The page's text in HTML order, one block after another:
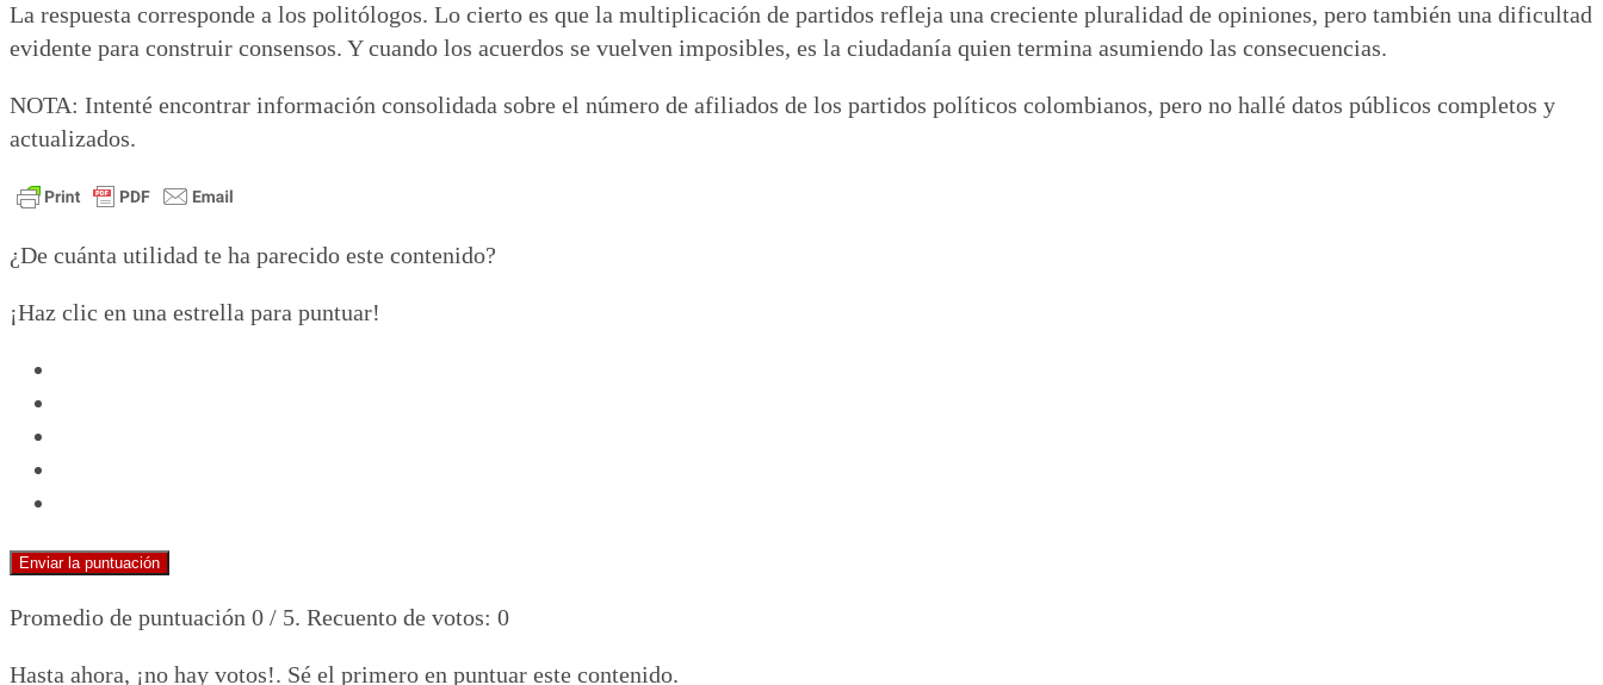
La respuesta corresponde a los politólogos. Lo cierto es que la multiplicación de partidos refleja una creciente pluralidad de opiniones, pero también una dificultad
evidente para construir consensos. Y cuando los acuerdos se vuelven imposibles, es la ciudadanía quien termina asumiendo las consecuencias.
NOTA: Intenté encontrar información consolidada sobre el número de afiliados de los partidos políticos colombianos, pero no hallé datos públicos completos y
actualizados.
¿De cuánta utilidad te ha parecido este contenido?
¡Haz clic en una estrella para puntuar!
Enviar la puntuación
Promedio de puntuación 0 / 5. Recuento de votos: 0
Hasta ahora, ¡no hay votos!. Sé el primero en puntuar este contenido.